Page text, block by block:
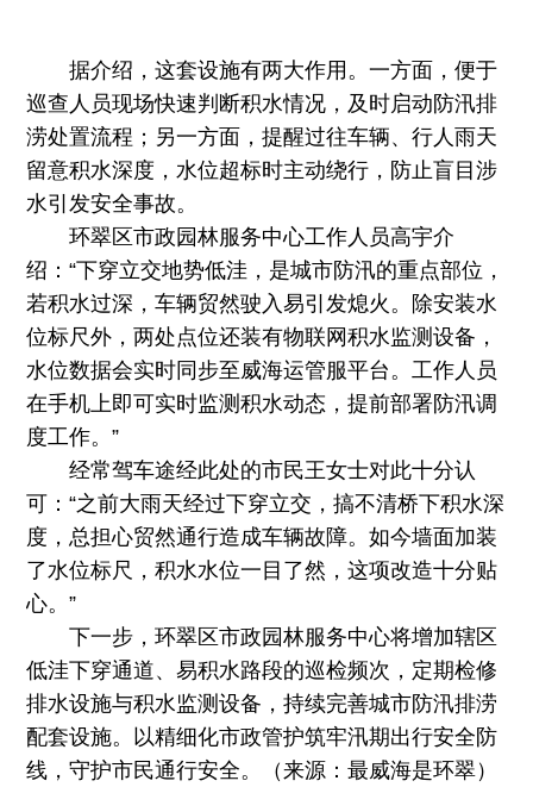
据介绍，这套设施有两大作用。一方面，便于
巡查人员现场快速判断积水情况，及时启动防汛排
涝处置流程；另一方面，提醒过往车辆、行人雨天
留意积水深度，水位超标时主动绕行，防止盲目涉
水引发安全事故。
环翠区市政园林服务中心工作人员高宇介
绍：“下穿立交地势低洼，是城市防汛的重点部位，
若积水过深，车辆贸然驶入易引发熄火。除安装水
位标尺外，两处点位还装有物联网积水监测设备，
水位数据会实时同步至威海运管服平台。工作人员
在手机上即可实时监测积水动态，提前部署防汛调
度工作。”
经常驾车途经此处的市民王女士对此十分认
可：“之前大雨天经过下穿立交，搞不清桥下积水深
度，总担心贸然通行造成车辆故障。如今墙面加装
了水位标尺，积水水位一目了然，这项改造十分贴
心。”
下一步，环翠区市政园林服务中心将增加辖区
低洼下穿通道、易积水路段的巡检频次，定期检修
排水设施与积水监测设备，持续完善城市防汛排涝
配套设施。以精细化市政管护筑牢汛期出行安全防
线，守护市民通行安全。（来源：最威海是环翠）